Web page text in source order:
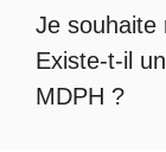
Je souhaite
Existe-t-il un
MDPH ?